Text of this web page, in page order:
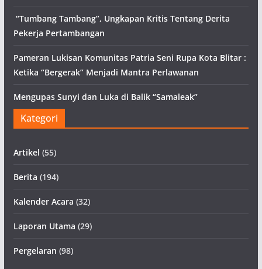
“Tumbang Tambang”, Ungkapan Kritis Tentang Derita
Pekerja Pertambangan
Pameran Lukisan Komunitas Patria Seni Rupa Kota Blitar :
Ketika “Bergerak” Menjadi Mantra Perlawanan
Mengupas Sunyi dan Luka di Balik “Samaleak”
Kategori
Artikel (55)
Berita (194)
Kalender Acara (32)
Laporan Utama (29)
Pergelaran (98)